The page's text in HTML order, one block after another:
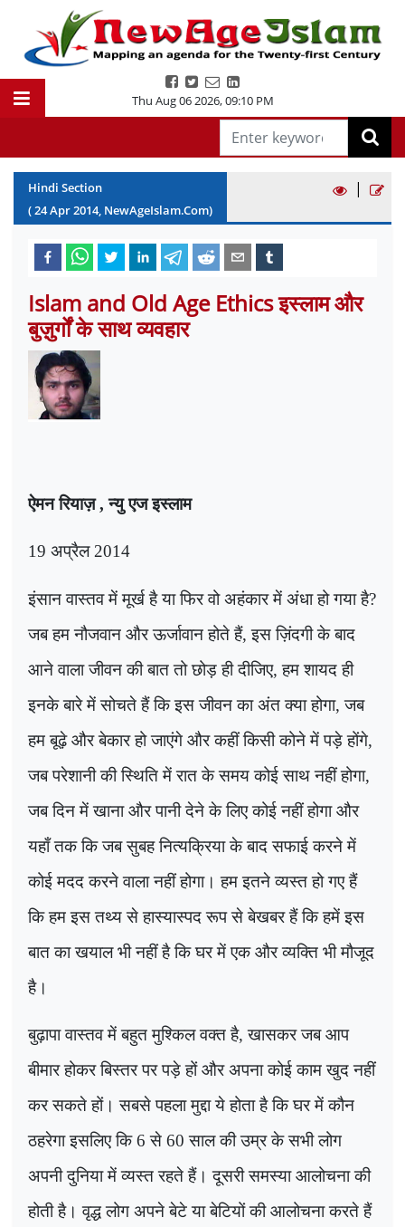
Thu Aug 06 2026,09:10 PM
Hindi Section
(24Apr2014, NewAgeIslam.Com)
|
Islam and Old Age Ethics इस्लाम और
बुज़ुर्गों के साथ व्यवहार
ऐमन रियाज़,न्यु एज इस्लाम
19 अप्रैल2014
इंसान वास्तव में मूर्ख है या फिर वो अहंकार में अंधा हो गया है?
जब हम नौजवान और ऊर्जावान होते हैं,इस ज़िंदगी के बाद
आने वाला जीवन की बात तो छोड़ ही दीजिए, हम शायद ही
इनके बारे में सोचते हैं कि इस जीवन का अंत क्या होगा, जब
हम बूढ़े और बेकार हो जाएंगे और कहीं किसी कोने में पड़े होंगे,
जब परेशानी की स्थिति में रात के समय कोई साथ नहीं होगा,
जब दिन में खाना और पानी देने के लिए कोई नहीं होगा और
यहाँ तक कि जब सुबह नित्यक्रिया के बाद सफाई करने में
कोई मदद करने वाला नहीं होगा। हम इतने व्यस्त हो गए हैं
कि हम इस तथ्य से हास्यास्पद रूप से बेखबर हैं कि हमें इस
बात का खयाल भी नहीं है कि घर में एक और व्यक्ति भी मौजूद
है।
बुढ़ापा वास्तव में बहुत मुश्किल वक्त है,खासकर जब आप
बीमार होकर बिस्तर पर पड़े हों और अपना कोई काम खुद नहीं
कर सकते हों। सबसे पहला मुद्दा ये होता है कि घर में कौन
ठहरेगा इसलिए कि6 से 60 साल की उम्र के सभी लोग
अपनी दुनिया में व्यस्त रहते हैं। दूसरी समस्या आलोचना की
होती है। वृद्ध लोग अपने बेटे या बेटियों की आलोचना करते हैं